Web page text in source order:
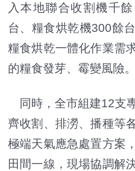
入本地聯合收割機千
台、糧食烘乾機300餘
糧食烘乾一體化作業需
的糧食發芽、霉變風險。
同時，全市組建12支
齊收割、排澇、播種等
極端天氣應急處置方案
田間一線，現場協調解